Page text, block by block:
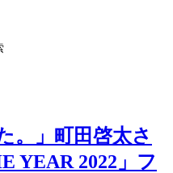
。」町田啓太さ
YEAR 2022」フ